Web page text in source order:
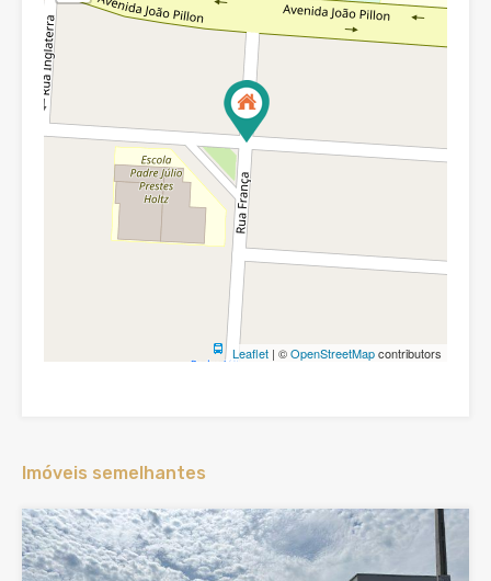
Leaflet | ©OpenStreetMapcontributors
Imóveis semelhantes